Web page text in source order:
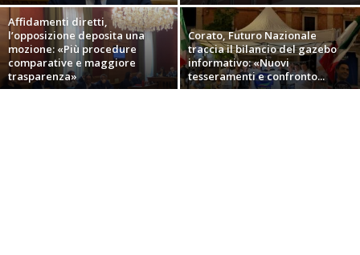
Affidamenti diretti,
l’opposizione deposita una
mozione: «Più procedure
comparative e maggiore
trasparenza»
Corato, Futuro Nazionale
traccia il bilancio del gazebo
informativo: «Nuovi
tesseramenti e confronto...